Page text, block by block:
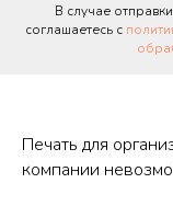
В случае
соглашаетесь с
Печать для
компании